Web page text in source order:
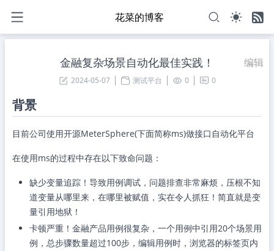
花菜的博客
金融复杂场景自动化最佳实践！ 编辑
2024-05-07 测试平台 0 0
背景
目前公司使用开源MeterSphere(下面简称ms)做接口自动化平台
在使用ms的过程中存在以下致命问题：
缺少变量追踪！导致用例调试，问题排查非常麻烦，压根不知
道变量从哪里来，在哪里被赋值，实在令人抓狂！简直就是变
量引用地狱！
卡顿严重！金融产品用例很复杂，一个用例中引用20个场景用
例，总步骤数量超过100步，编辑用例时，浏览器的标签页内